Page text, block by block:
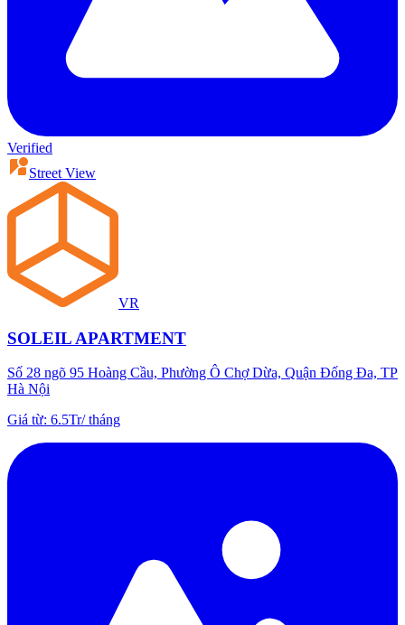
Verified
Street View
VR
SOLEIL APARTMENT
Số 28 ngõ 95 Hoàng Cầu, Phường Ô Chợ Dừa, Quận Đống Đa, TP
Hà Nội
Giá từ: 6.5Tr/tháng